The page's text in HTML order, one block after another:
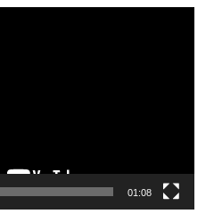
01:08